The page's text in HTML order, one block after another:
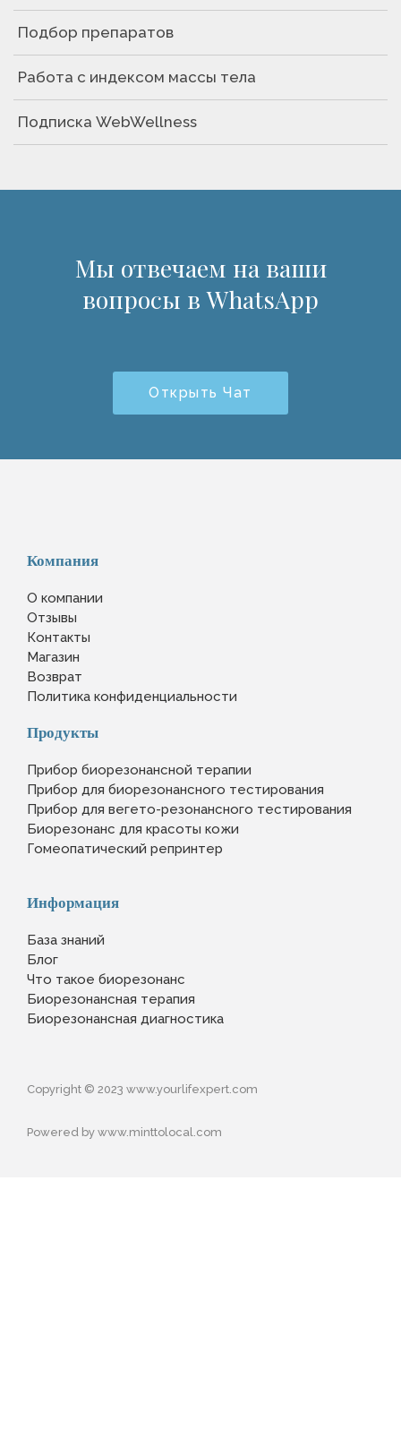
Подбор препаратов
Работа с индексом массы тела
Подписка WebWellness
Мы отвечаем на ваши
вопросы в WhatsApp
Открыть Чат
Компания
О компании
Отзывы
Контакты
Магазин
Возврат
Политика конфиденциальности
Продукты
Прибор биорезонансной терапии
Прибор для биорезонансного тестирования
Прибор для вегето-резонансного тестирования
Биорезонанс для красоты кожи
Гомеопатический репринтер
Информация
База знаний
Блог
Что такое биорезонанс
Биорезонансная терапия
Биорезонансная диагностика
Copyright © 2023 www.yourlifexpert.com
Powered by www.minttolocal.com